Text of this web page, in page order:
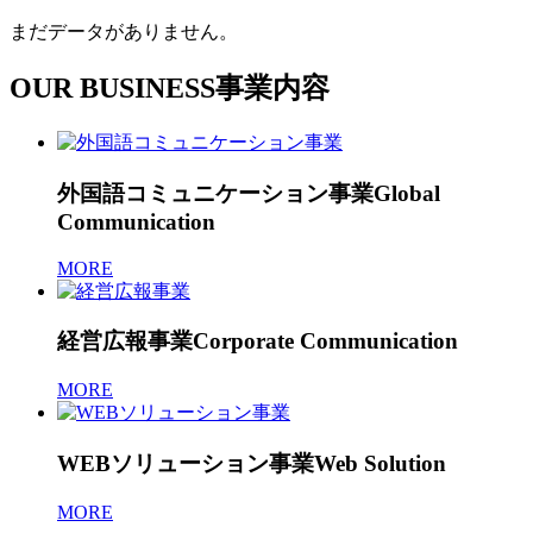
まだデータがありません。
OUR BUSINESS事業内容
外国語コミュニケーション事業Global
Communication
MORE
経営広報事業Corporate Communication
MORE
WEBソリューション事業Web Solution
MORE